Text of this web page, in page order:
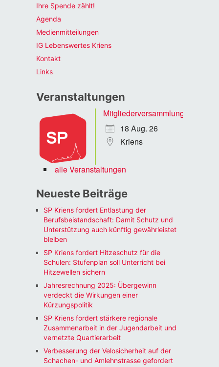
Ihre Spende zählt!
Agenda
Medienmitteilungen
IG Lebenswertes Kriens
Kontakt
Links
Veranstaltungen
Mitgliederversammlung
18 Aug. 26
Kriens
alle Veranstaltungen
Neueste Beiträge
SP Kriens fordert Entlastung der
Berufsbeistandschaft: Damit Schutz und
Unterstützung auch künftig gewährleistet
bleiben
SP Kriens fordert Hitzeschutz für die
Schulen: Stufenplan soll Unterricht bei
Hitzewellen sichern
Jahresrechnung 2025: Übergewinn
verdeckt die Wirkungen einer
Kürzungspolitik
SP Kriens fordert stärkere regionale
Zusammenarbeit in der Jugendarbeit und
vernetzte Quartierarbeit
Verbesserung der Velosicherheit auf der
Schachen- und Amlehnstrasse gefordert